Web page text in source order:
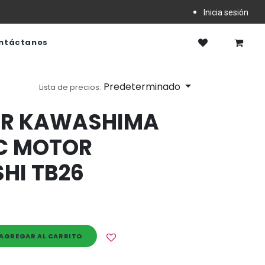
Inicia sesión
Lista de precios: Predeterminado
KAWASHIMA
MOTOR
TB26
AL CARRITO